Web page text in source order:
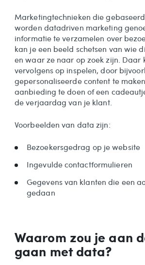
Marketingtechnieken die
worden datadriven marketing
informatie te verzamelen over
kan je een beeld schetsen van wie
en waar ze naar op zoek zijn. Daar
vervolgens op inspelen, door
gepersonaliseerde content te
aanbieding te doen of een
de verjaardag van je klant.
Voorbeelden van data zijn:
Bezoekersgedrag op je website
Ingevulde contactformulieren
Gegevens van klanten die een
gedaan
Waarom zou je aan
gaan met data?